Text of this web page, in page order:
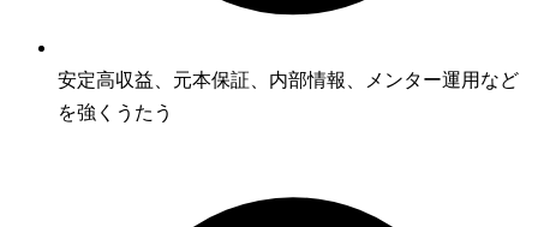
安定高収益、元本保証、内部情報、メンター運用など
を強くうたう